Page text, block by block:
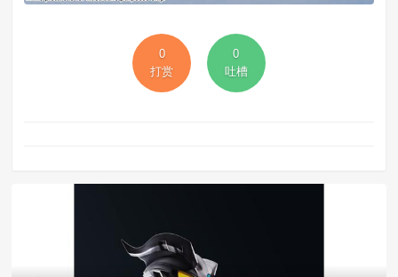
0
打赏
0
吐槽